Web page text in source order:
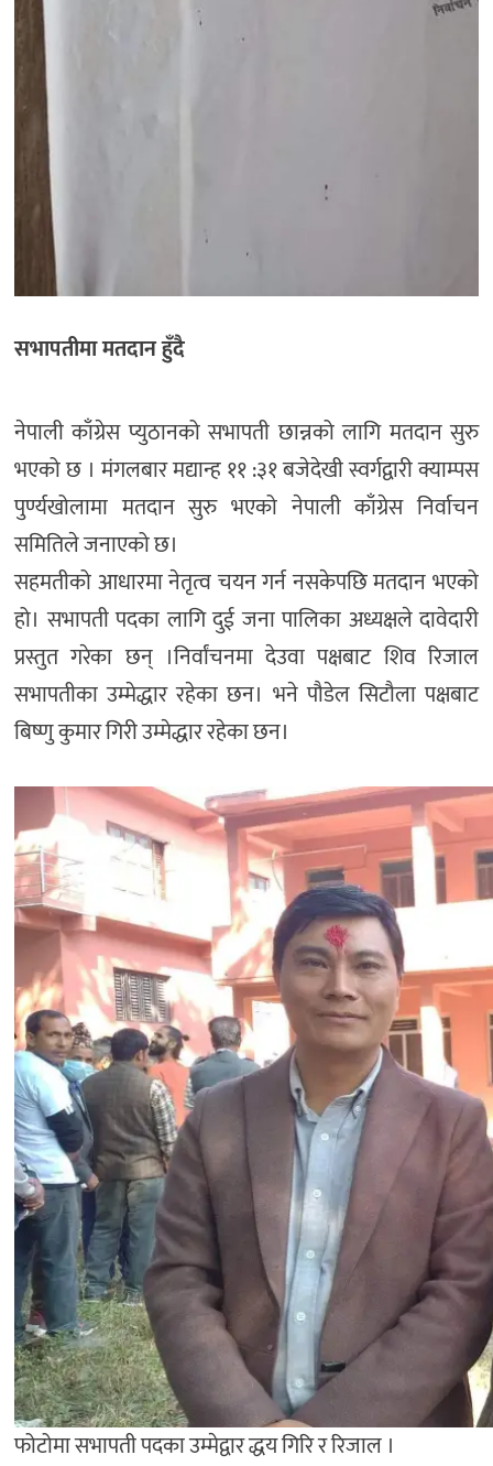
सभापतीमा मतदान हुँदै
नेपाली काँग्रेस प्युठानको सभापती छान्नको लागि मतदान सुरु
भएको छ । मंगलबार मद्यान्ह ११ :३१ बजेदेखी स्वर्गद्वारी क्याम्पस
पुर्ण्यखोलामा मतदान सुरु भएको नेपाली काँग्रेस निर्वाचन
समितिले जनाएको छ।
सहमतीको आधारमा नेतृत्व चयन गर्न नसकेपछि मतदान भएको
हो। सभापती पदका लागि दुई जना पालिका अध्यक्षले दावेदारी
प्रस्तुत गरेका छन् ।निर्वांचनमा देउवा पक्षबाट शिव रिजाल
सभापतीका उम्मेद्धार रहेका छन। भने पौडेल सिटौला पक्षबाट
बिष्णु कुमार गिरी उम्मेद्धार रहेका छन।
फोटोमा सभापती पदका उम्मेद्वार द्धय गिरि र रिजाल ।